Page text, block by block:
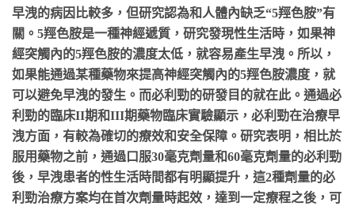
早洩的病因比較多，但研究認為和人體內缺乏“5羥色胺”有
關。5羥色胺是一種神經遞質，研究發現性生活時，如果神
經突觸內的5羥色胺的濃度太低，就容易產生早洩。所以，
如果能通過某種藥物來提高神經突觸內的5羥色胺濃度，就
可以避免早洩的發生。而必利勁的研發目的就在此。通過必
利勁的臨床II期和III期藥物臨床實驗顯示， 必利勁在治療早
洩方面，有較為確切的療效和安全保障。研究表明，相比於
服用藥物之前，通過口服30毫克劑量和60毫克劑量的必利勁
後，早洩患者的性生活時間都有明顯提升，這2種劑量的必
利勁治療方案均在首次劑量時起效，達到一定療程之後，可